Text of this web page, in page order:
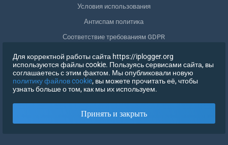
Условия использования
Антиспам политика
Соответствие требованиям GDPR
Удалить мои данные
Отозвать согласие
ВОЙТИ
Для корректной работы сайта https://iplogger.org
используются файлы cookie. Пользуясь сервисами сайта, вы
соглашаетесь с этим фактом. Мы опубликовали новую
политику файлов cookie, вы можете прочитать её, чтобы
узнать больше о том, как мы их используем.
Принять и закрыть